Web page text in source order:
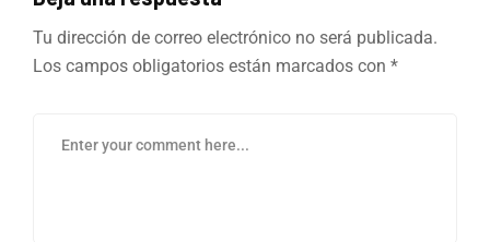
Tu dirección de correo electrónico no será publicada.
Los campos obligatorios están marcados con *